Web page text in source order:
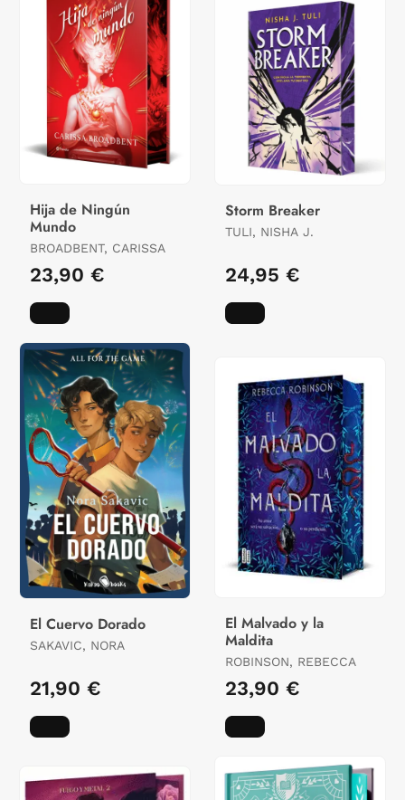
Hija de Ningún
Mundo
BROADBENT, CARISSA
23,90 €
Storm Breaker
TULI, NISHA J.
24,95 €
El Cuervo Dorado
SAKAVIC, NORA
21,90 €
El Malvado y la
Maldita
ROBINSON, REBECCA
23,90 €